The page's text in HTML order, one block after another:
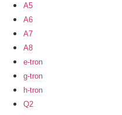
A5
A6
A7
A8
e-tron
g-tron
h-tron
Q2